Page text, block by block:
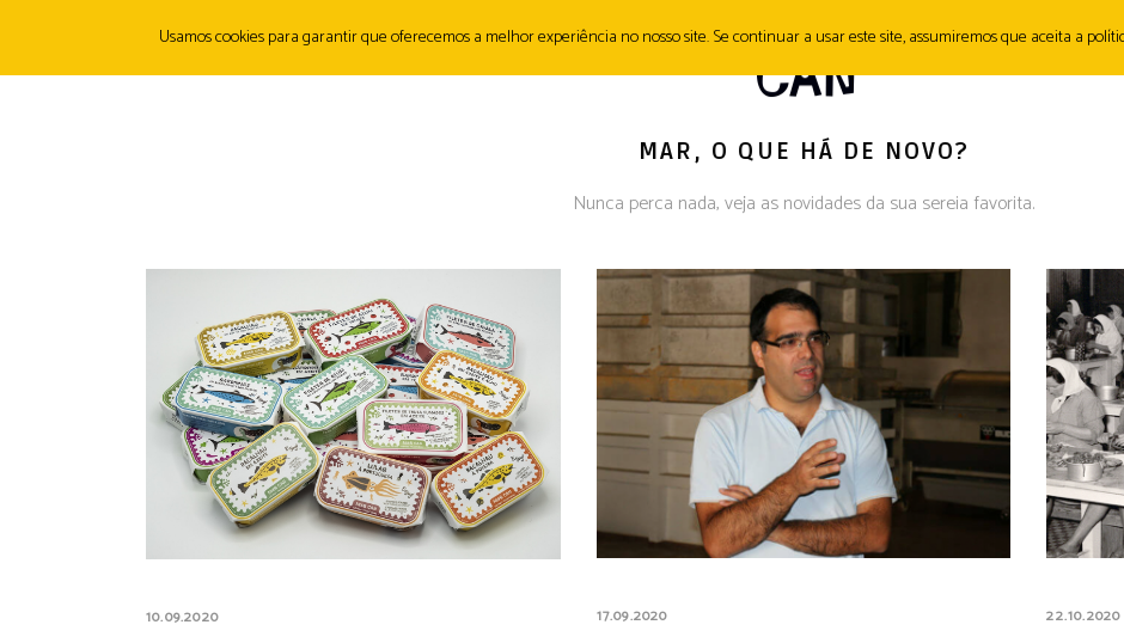
MAR, O QUE HÁ DE NOVO?
Nunca perca nada, veja as novidades da sua sereia favorita.
10.09.2020 17.09.2020 22.10.2020
Usamos cookies para garantir que oferecemos a melhor experiência no nosso site. Se continuar a usar este site, assumiremos que aceita a